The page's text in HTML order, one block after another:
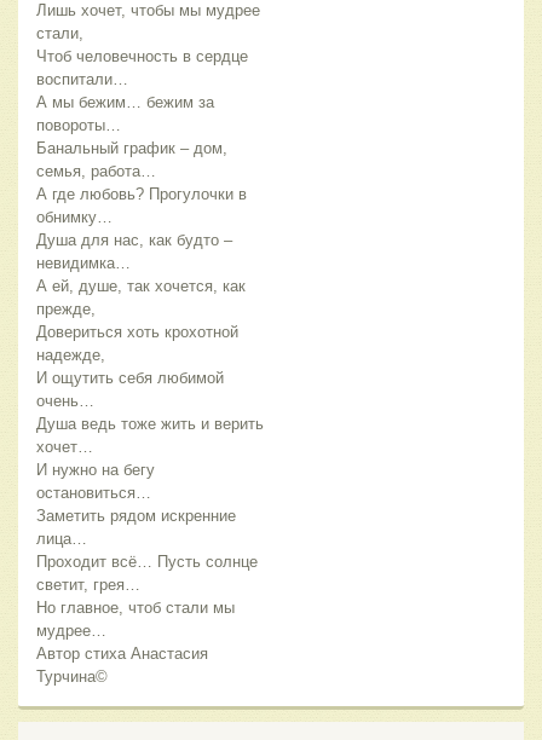
Лишь хочет, чтобы мы мудрее
стали,
Чтоб человечность в сердце
воспитали…
А мы бежим… бежим за
повороты…
Банальный график – дом,
семья, работа…
А где любовь? Прогулочки в
обнимку…
Душа для нас, как будто –
невидимка…
А ей, душе, так хочется, как
прежде,
Довериться хоть крохотной
надежде,
И ощутить себя любимой
очень…
Душа ведь тоже жить и верить
хочет…
И нужно на бегу
остановиться…
Заметить рядом искренние
лица…
Проходит всё… Пусть солнце
светит, грея…
Но главное, чтоб стали мы
мудрее…
Автор стиха Анастасия
Турчина©